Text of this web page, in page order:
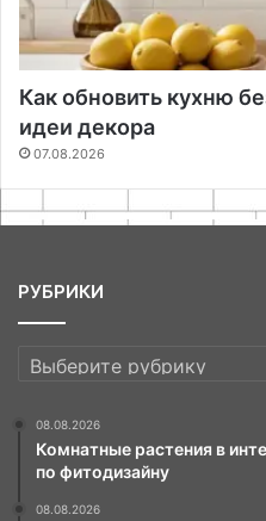
Как обновить кухню
идеи декора
07.08.2026
РУБРИКИ
РУБРИКИ
08.08.2026
Комнатные растения в
по фитодизайну
08.08.2026